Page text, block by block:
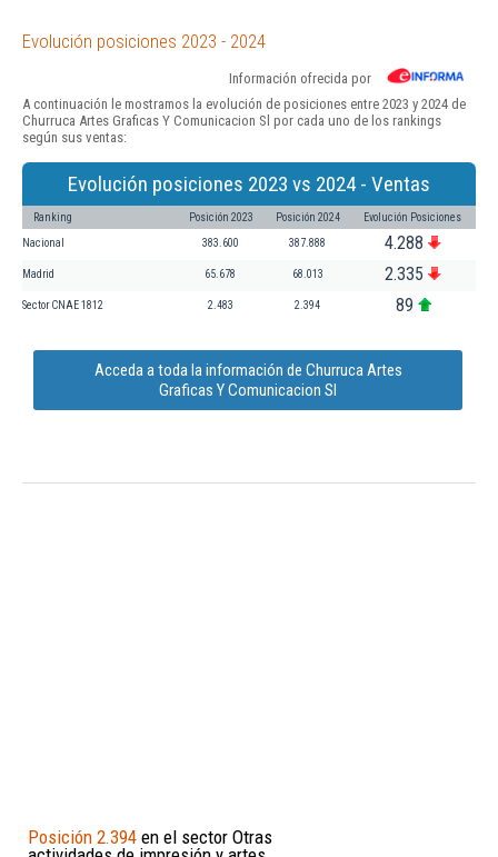
Evolución posiciones 2023 - 2024
Información ofrecida por
A continuación le mostramos la evolución de posiciones entre 2023 y 2024 de
Churruca Artes Graficas Y Comunicacion Sl por cada uno de los rankings
según sus ventas:
Evolución posiciones 2023 vs 2024 - Ventas
Ranking Posición 2023 Posición 2024 Evolución Posiciones
Nacional 383.600 387.888 4.288
Madrid 65.678 68.013 2.335
Sector CNAE 1812 2.483 2.394 89
Acceda a toda la información de Churruca Artes
Graficas Y Comunicacion Sl
Posición 2.394 en el sector Otras